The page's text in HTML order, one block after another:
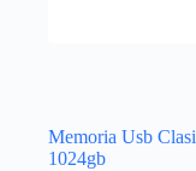
Memoria Usb
1024gb